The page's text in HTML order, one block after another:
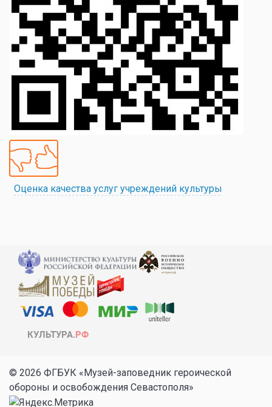
Оценка качества услуг учреждений культуры
© 2026 ФГБУК «Музей-заповедник героической
обороны и освобождения Севастополя»